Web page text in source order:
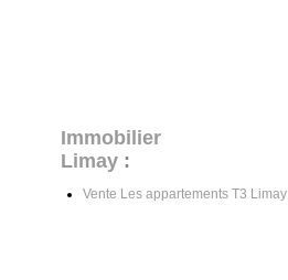
Immobilier
Limay :
Vente Les appartements T3 Limay